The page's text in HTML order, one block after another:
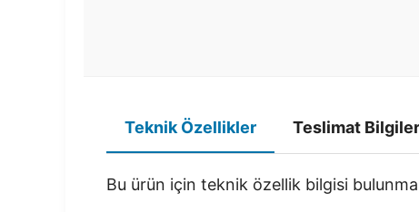
Teknik Özellikler Teslimat
Bu ürün için teknik özellik bilgisi